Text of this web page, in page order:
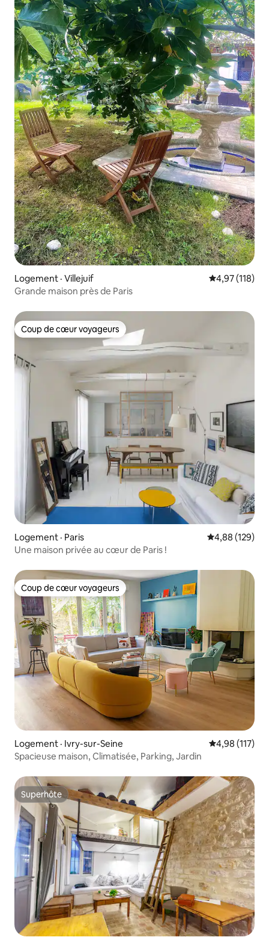
Logement · Villejuif Note
4,97 (118)
Grande maison près de Paris
Coup de cœur voyageurs
Coup de cœur voyageurs
Logement · Paris Note
4,88 (129)
Une maison privée au cœur de Paris !
Coup de cœur voyageurs
Coup de cœur voyageurs
Logement · Ivry-sur-Seine Note
4,98 (117)
Spacieuse maison, Climatisée, Parking, Jardin
Superhôte
Superhôte